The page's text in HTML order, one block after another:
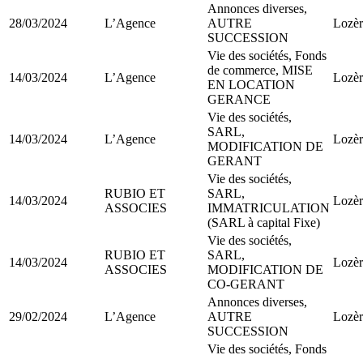
28/03/2024 L’Agence
Annonces diverses,
AUTRE
SUCCESSION
14/03/2024 L’Agence
Vie des sociétés, Fonds
de commerce, MISE
EN LOCATION
GERANCE
14/03/2024 L’Agence
Vie des sociétés,
SARL,
MODIFICATION DE
GERANT
14/03/2024
RUBIO ET
ASSOCIES
Vie des sociétés,
SARL,
IMMATRICULATION
(SARL à capital Fixe)
14/03/2024
RUBIO ET
ASSOCIES
Vie des sociétés,
SARL,
MODIFICATION DE
CO-GERANT
29/02/2024 L’Agence
Annonces diverses,
AUTRE
SUCCESSION
Vie des sociétés, Fonds